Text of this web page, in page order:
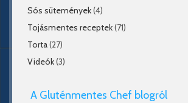
Sós sütemények(4)
Tojásmentes receptek(71)
Torta(27)
Videók(3)
A Gluténmentes Chef blogról